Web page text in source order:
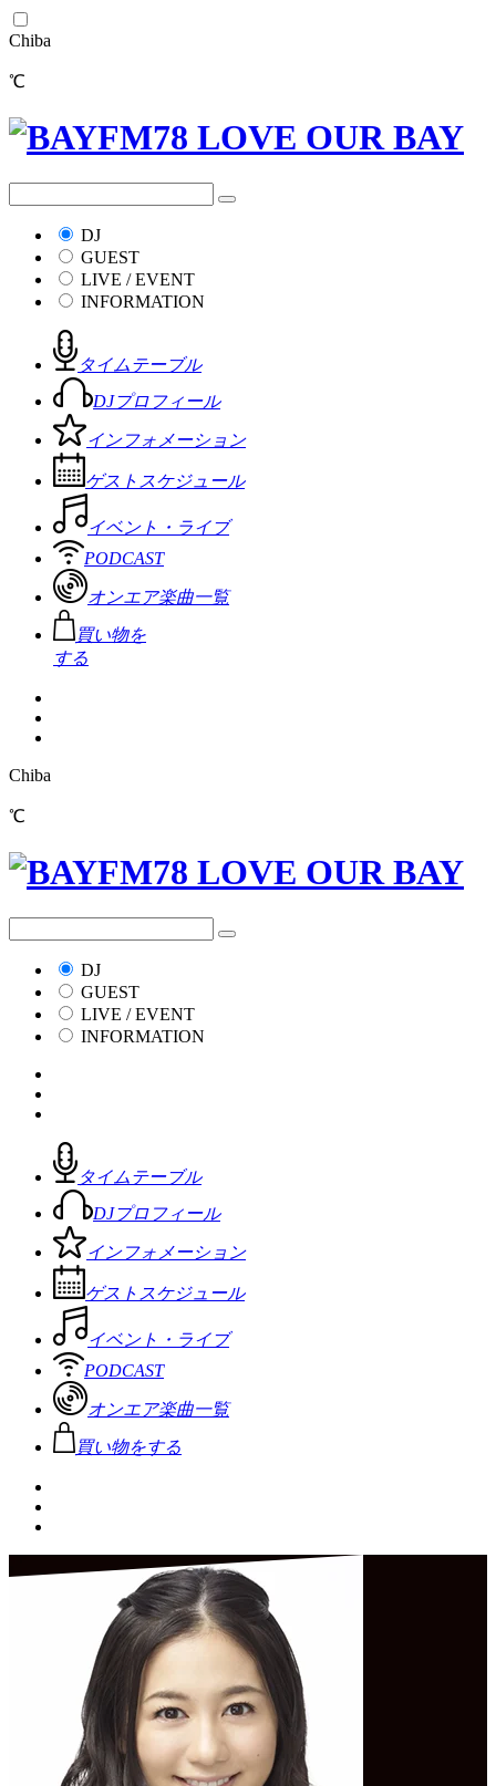
Chiba
℃
DJ
GUEST
LIVE / EVENT
INFORMATION
タイムテーブル
DJプロフィール
インフォメーション
ゲストスケジュール
イベント・ライブ
PODCAST
オンエア楽曲一覧
買い物を
する
Chiba
℃
DJ
GUEST
LIVE / EVENT
INFORMATION
タイムテーブル
DJプロフィール
インフォメーション
ゲストスケジュール
イベント・ライブ
PODCAST
オンエア楽曲一覧
買い物をする